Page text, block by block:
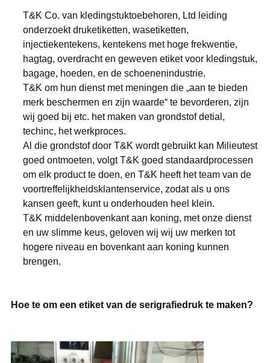
T&K Co. van kledingstuktoebehoren, Ltd leiding
onderzoekt druketiketten, wasetiketten,
injectiekentekens, kentekens met hoge frekwentie,
hagtag, overdracht en geweven etiket voor kledingstuk,
bagage, hoeden, en de schoenenindustrie.
T&K om hun dienst met meningen die „aan te bieden
merk beschermen en zijn waarde“ te bevorderen, zijn
wij goed bij etc. het maken van grondstof detial,
techinc, het werkproces.
Al die grondstof door T&K wordt gebruikt kan Milieutest
goed ontmoeten, volgt T&K goed standaardprocessen
om elk product te doen, en T&K heeft het team van de
voortreffelijkheidsklantenservice, zodat als u ons
kansen geeft, kunt u onderhouden heel klein.
T&K middelenbovenkant aan koning, met onze dienst
en uw slimme keus, geloven wij wij uw merken tot
hogere niveau en bovenkant aan koning kunnen
brengen.
Hoe te om een etiket van de serigrafiedruk te maken?